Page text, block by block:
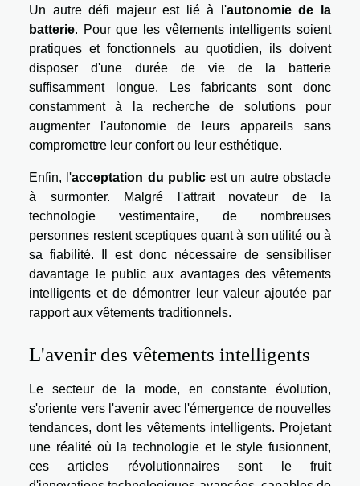
Un autre défi majeur est lié à l'autonomie de la
batterie. Pour que les vêtements intelligents soient
pratiques et fonctionnels au quotidien, ils doivent
disposer d'une durée de vie de la batterie
suffisamment longue. Les fabricants sont donc
constamment à la recherche de solutions pour
augmenter l'autonomie de leurs appareils sans
compromettre leur confort ou leur esthétique.
Enfin, l'acceptation du publicest un autre obstacle
à surmonter. Malgré l'attrait novateur de la
technologie vestimentaire, de nombreuses
personnes restent sceptiques quant à son utilité ou à
sa fiabilité. Il est donc nécessaire de sensibiliser
davantage le public aux avantages des vêtements
intelligents et de démontrer leur valeur ajoutée par
rapport aux vêtements traditionnels.
L'avenir des vêtements intelligents
Le secteur de la mode, en constante évolution,
s'oriente vers l'avenir avec l'émergence de nouvelles
tendances, dont les vêtements intelligents. Projetant
une réalité où la technologie et le style fusionnent,
ces articles révolutionnaires sont le fruit